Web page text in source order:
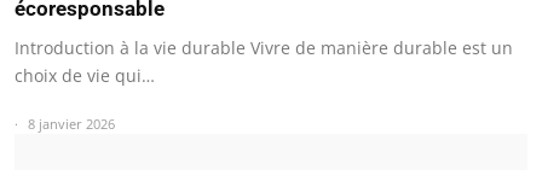
écoresponsable
Introduction à la vie durable Vivre de manière durable est un
choix de vie qui…
8 janvier 2026